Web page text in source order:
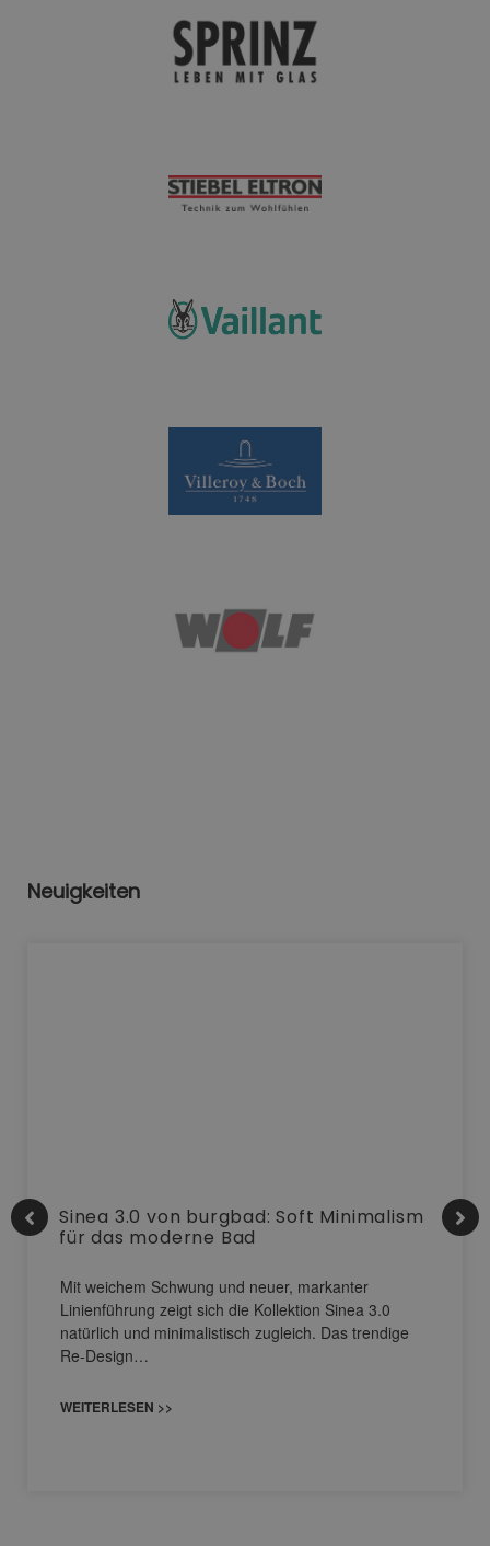
Neuigkeiten
Sinea 3.0 von burgbad: Soft Minimalism
für das moderne Bad
Mit weichem Schwung und neuer, markanter
Linienführung zeigt sich die Kollektion Sinea 3.0
natürlich und minimalistisch zugleich. Das trendige
Re-Design…
WEITERLESEN >>